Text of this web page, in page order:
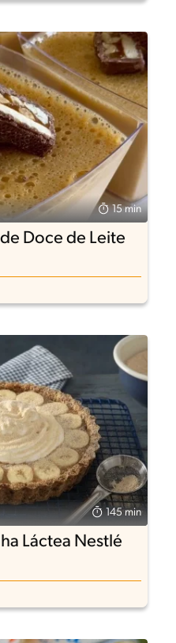
15 min
Doce de Leite
145 min
Láctea Nestlé